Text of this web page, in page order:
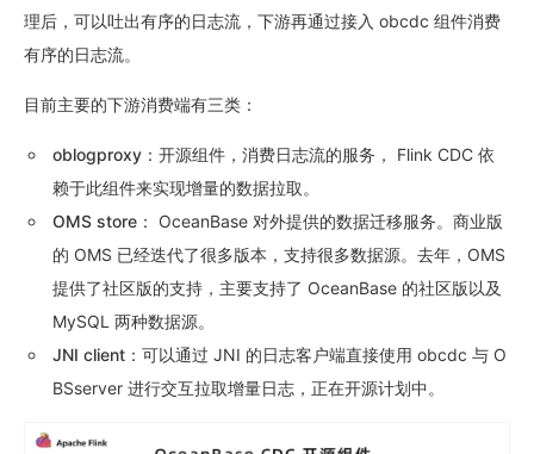
理后，可以吐出有序的日志流，下游再通过接入 obcdc 组件消费
有序的日志流。
目前主要的下游消费端有三类：
oblogproxy ：开源组件，消费日志流的服务， Flink CDC 依
赖于此组件来实现增量的数据拉取。
OMS store ： OceanBase 对外提供的数据迁移服务。商业版
的 OMS 已经迭代了很多版本，支持很多数据源。去年，OMS
提供了社区版的支持，主要支持了 OceanBase 的社区版以及
MySQL 两种数据源。
JNI client ：可以通过 JNI 的日志客户端直接使用 obcdc 与 O
BSserver 进行交互拉取增量日志，正在开源计划中。